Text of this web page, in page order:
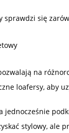
się
na
loafersy, aby
jednocześnie
stylowy, ale